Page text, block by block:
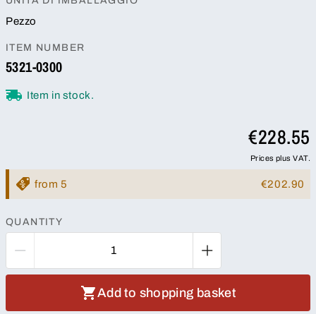
Pezzo
ITEM NUMBER
5321-0300
Item in stock.
€228.55
Prices plus VAT.
from 5 €202.90
QUANTITY
Add to shopping basket